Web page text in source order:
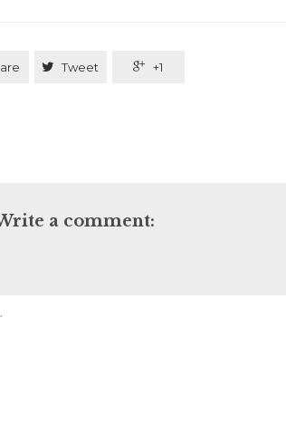
 Tweet  +1
a comment: